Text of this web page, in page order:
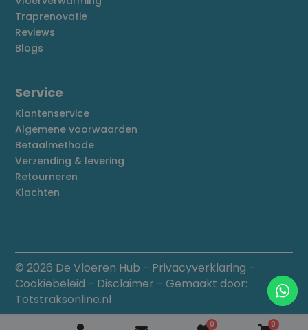
0 0
Traprenovatie
Reviews
Blogs
Service
Klantenservice
Algemene voorwaarden
Betaalmethode
Verzending & levering
Retourneren
Klachten
© 2026 De Vloeren Hub - Privacyverklaring -
Cookiebeleid - Disclaimer - Gemaakt door:
Totstraksonline.nl